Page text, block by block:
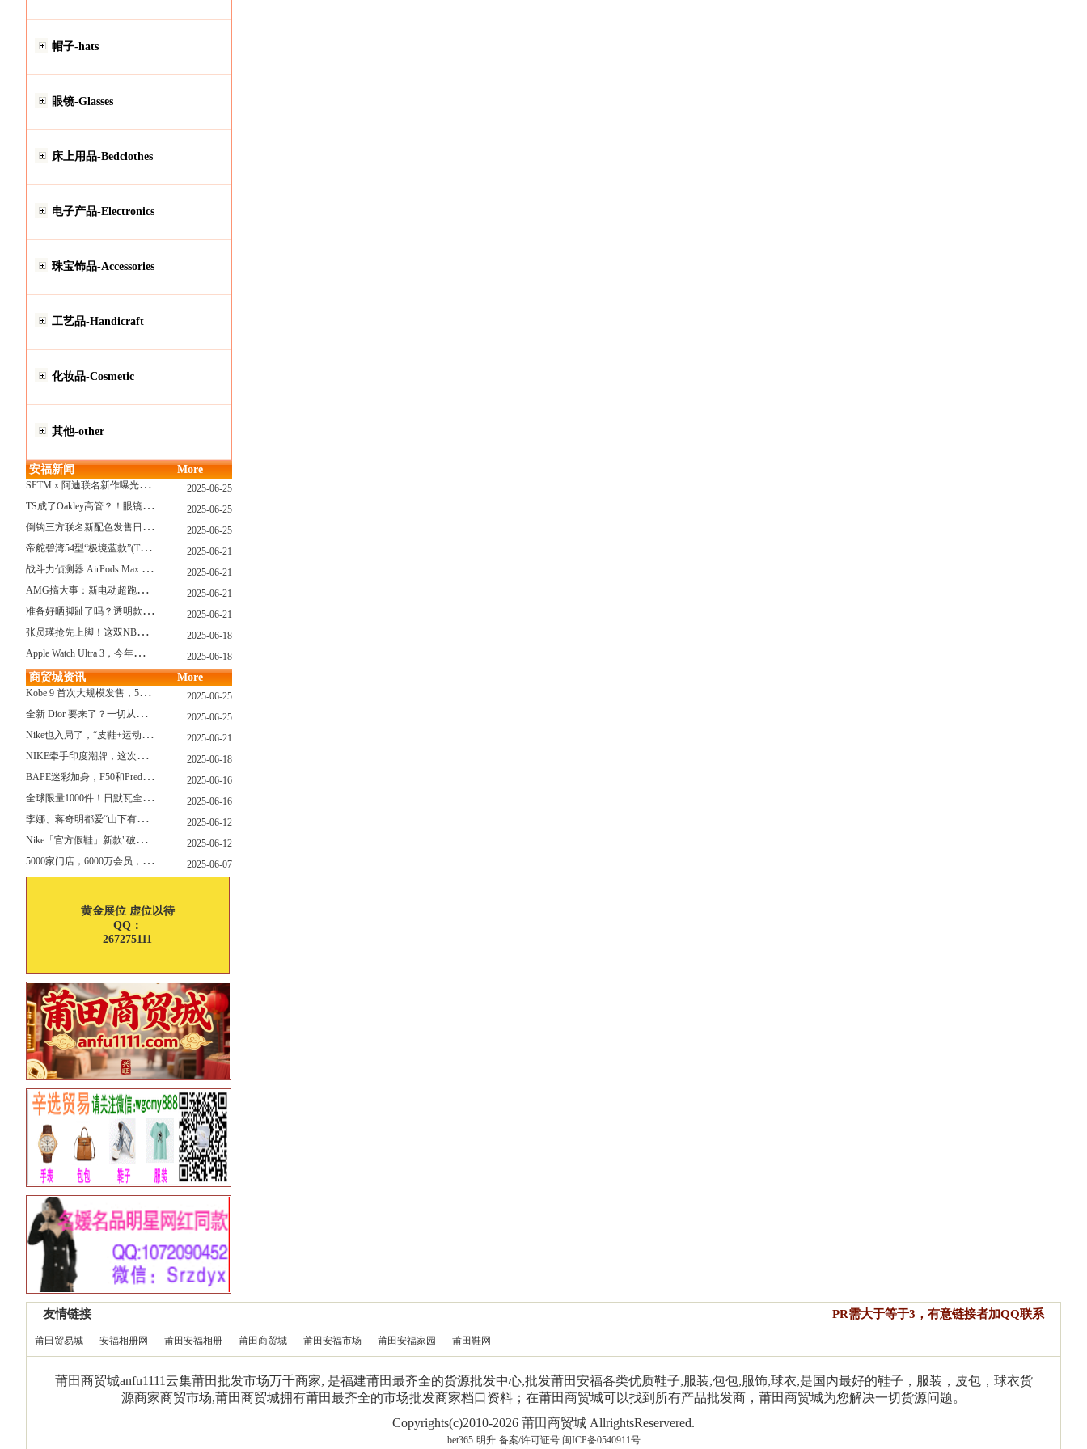
帽子-hats
眼镜-Glasses
床上用品-Bedclothes
电子产品-Electronics
珠宝饰品-Accessories
工艺品-Handicraft
化妆品-Cosmetic
其他-other
安福新闻 More
S
FTM x 阿迪联名新作曝光，「超薄底」风格才是今年最大黑马？ 2025-06-25
T
S成了Oakley高管？！眼镜圈要变天了 2025-06-25
倒
钩三方联名新配色发售日确认，Travis Scott x Chase B 即将登场！ 2025-06-25
帝
舵碧湾54型“极境蓝款”(TUDOR Black Bay 54) 2025-06-21
战
斗力侦测器 AirPods Max 保护壳？？ 龙珠Z x CASETiFY 联名系列发布 2025-06-21
A
MG搞大事：新电动超跑模拟V8声浪 2025-06-21
准
备好晒脚趾了吗？透明款 AF1 要回归了 2025-06-21
张
员瑛抢先上脚！这双NB一看就要火 2025-06-18
A
pple Watch Ultra 3，今年秋天真的要来了？ 2025-06-18
商贸城资讯 More
K
obe 9 首次大规模发售，5双科比新款将同时上线！ 2025-06-25
全
新 Dior 要来了？一切从这只托特包开始说起！ 2025-06-25
N
ike也入局了，“皮鞋+运动鞋”风潮，你喜欢哪一款？ 2025-06-21
N
IKE牵手印度潮牌，这次真的不一样 2025-06-18
B
APE迷彩加身，F50和Predator迎来全新联名 2025-06-16
全
球限量1000件！日默瓦全新多功能设计凳来了 2025-06-16
李
娜、蒋奇明都爱“山下有松”！东方美学包袋，为什么引领风向？ 2025-06-12
N
ike「官方假鞋」新款"破防退出游戏"曝光，确认发售 2025-06-12
5
000家门店，6000万会员，30亿“内衣大王”大手笔分红！ 2025-06-07
黄金展位 虚位以待
QQ：
267275111
友情链接 PR需大于等于3，有意链接者加QQ联系
莆田贸易城 安福相册网 莆田安福相册 莆田商贸城 莆田安福市场 莆田安福家园 莆田鞋网
莆田商贸城anfu1111云集莆田批发市场万千商家, 是福建莆田最齐全的货源批发中心,批发莆田安福各类优质鞋子,服装,包包,服饰,球衣,是国内最好的鞋子，服装，皮包，球衣货
源商家商贸市场,莆田商贸城拥有莆田最齐全的市场批发商家档口资料；在莆田商贸城可以找到所有产品批发商，莆田商贸城为您解决一切货源问题。
Copyrights(c)2010-2026 莆田商贸城 AllrightsReservered.
bet365 明升 备案/许可证号 闽ICP备0540911号